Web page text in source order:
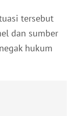
tersebut
dan sumber
hukum